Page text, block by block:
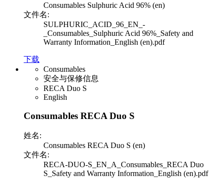
Consumables Sulphuric Acid 96% (en)
文件名:
SULPHURIC_ACID_96_EN_-
_Consumables_Sulphuric Acid 96%_Safety and
Warranty Information_English (en).pdf
下载
Consumables
安全与保修信息
RECA Duo S
English
Consumables RECA Duo S
姓名:
Consumables RECA Duo S (en)
文件名:
RECA-DUO-S_EN_A_Consumables_RECA Duo
S_Safety and Warranty Information_English (en).pdf